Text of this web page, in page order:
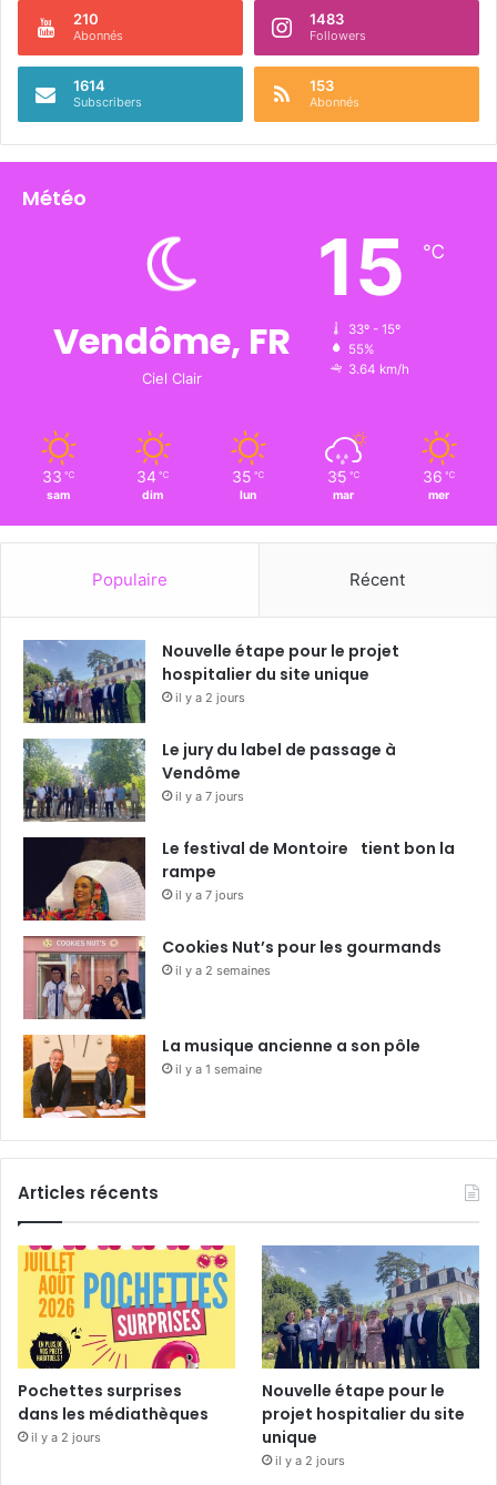
210
Abonnés
1483
Followers
1614
Subscribers
153
Abonnés
Météo
Vendôme, FR
Ciel Clair
15 ℃
33º - 15º
55%
3.64 km/h
33 ℃
sam
34 ℃
dim
35 ℃
lun
35 ℃
mar
36 ℃
mer
Populaire Récent
Nouvelle étape pour le projet
hospitalier du site unique
il y a 2 jours
Le jury du label de passage à
Vendôme
il y a 7 jours
Le festival de Montoire tient bon la
rampe
il y a 7 jours
Cookies Nut’s pour les gourmands
il y a 2 semaines
La musique ancienne a son pôle
il y a 1 semaine
Articles récents
Pochettes surprises
dans les médiathèques
il y a 2 jours
Nouvelle étape pour le
projet hospitalier du site
unique
il y a 2 jours